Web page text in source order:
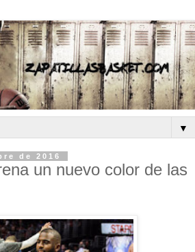
▼
de 2016
un nuevo color de las